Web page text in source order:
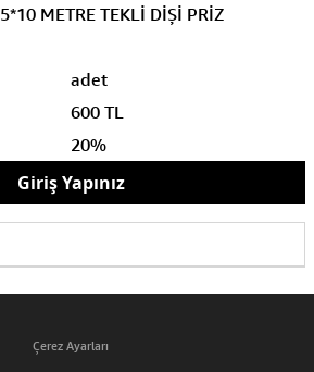
METRE TEKLİ DİŞİ PRİZ
adet
600 TL
20%
Giriş Yapınız
Çerez Ayarları